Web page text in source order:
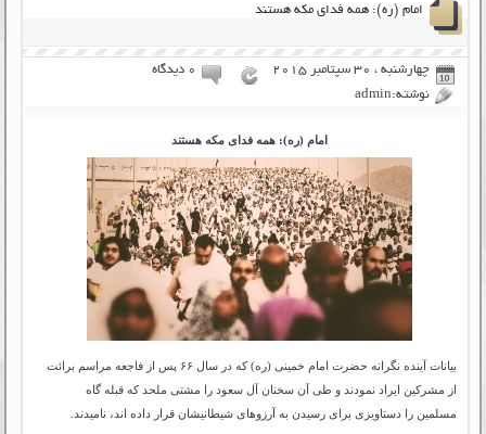
امام (ره): همه فدای مکه هستند
چهارشنبه ، 30 سپتامبر 2015
۰ دیدگاه
نوشته:admin
امام (ره): همه فدای مکه هستند
بیانات آینده نگرانه حضرت امام خمینی (ره) که در سال ۶۶ پس از فاجعه مراسم برائت
از مشرکین ایراد نمودند و طی آن سخنان آل سعود را مشتی ملحد که قبله گاه
مسلمین را دستاویزی برای رسیدن به آرزوهای شیطانیشان قرار داده اند، نامیدند.